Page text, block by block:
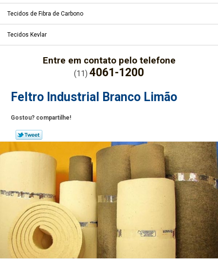
Tecidos de Fibra de Carbono
Tecidos Kevlar
Entre em contato pelo telefone
(11) 4061-1200
Feltro Industrial Branco Limão
Gostou? compartilhe!